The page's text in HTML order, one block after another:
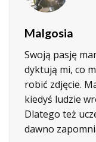
Malgosia
Swoją pasję
dyktują mi, co
robić zdjęcie.
kiedyś ludzie
Dlatego też
dawno